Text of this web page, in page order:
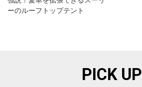
ーのルーフトップテント
PICK UP